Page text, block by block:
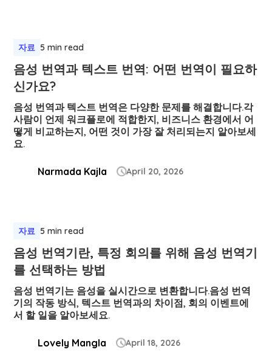
자료 5 min read
음성 번역과 텍스트 번역: 어떤 번역이 필요하
신가요?
음성 번역과 텍스트 번역은 다양한 문제를 해결합니다.각
사람이 언제 워크플로에 적합한지, 비즈니스 환경에서 어
떻게 비교하는지, 어떤 것이 가장 잘 처리되는지 알아보세
요.
Narmada Kajla April 20, 2026
자료 5 min read
음성 번역기란, 특정 회의를 위해 음성 번역기
를 선택하는 방법
음성 번역기는 음성을 실시간으로 변환합니다.음성 번역
기의 작동 방식, 텍스트 번역과의 차이점, 회의 이벤트에
서 할 일을 알아보세요.
Lovely Mangla April 18, 2026